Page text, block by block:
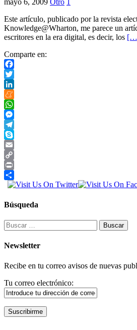
mayo 6, 2009 Otro 1
Este artículo, publicado por la revista
Knowledge@Wharton, me parece un
escritores en la era digital, es decir, los
Comparte en:
Facebook
Twitter
LinkedIn
Meneame
WhatsApp
Messenger
Telegram
Skype
Email
Copy
Link
Print
Compartir
Búsqueda
Buscar:
Newsletter
Recibe en tu correo avisos de nuevas
Tu correo electrónico: